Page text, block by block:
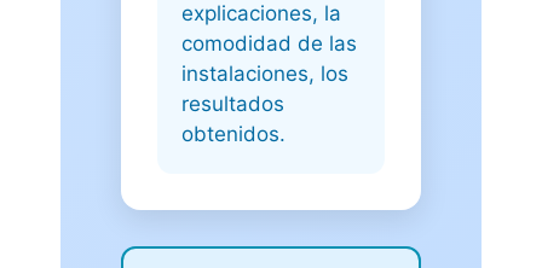
explicaciones, la
comodidad de las
instalaciones, los
resultados
obtenidos.